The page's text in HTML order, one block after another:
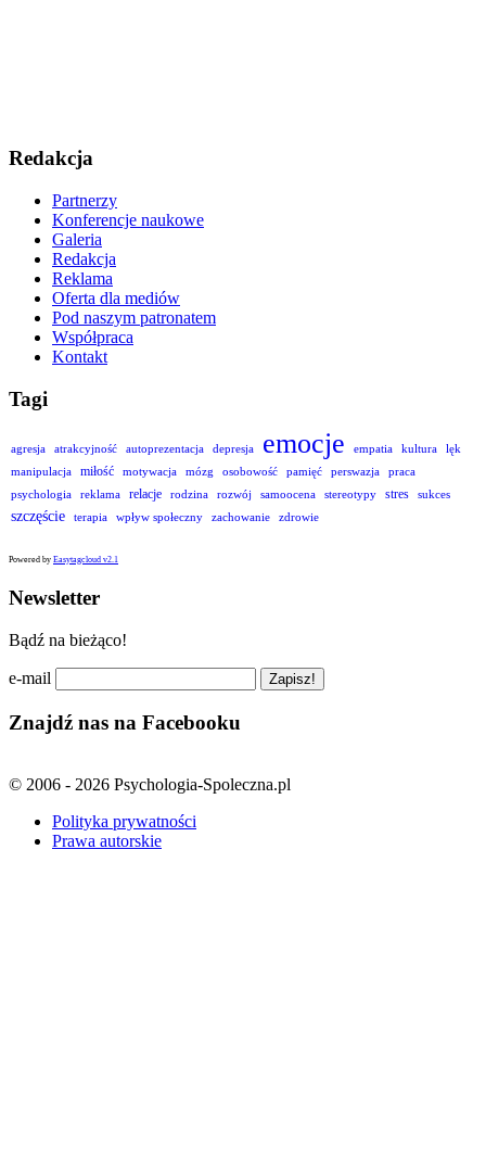
Redakcja
Partnerzy
Konferencje naukowe
Galeria
Redakcja
Reklama
Oferta dla mediów
Pod naszym patronatem
Współpraca
Kontakt
Tagi
agresja atrakcyjność autoprezentacja depresja emocje empatia kultura
lęk
manipulacja
miłość motywacja mózg osobowość pamięć perswazja
praca
psychologia
reklama relacje rodzina rozwój samoocena stereotypy stres sukces
szczęście terapia wpływ społeczny zachowanie zdrowie
Powered by Easytagcloud v2.1
Newsletter
Bądź na bieżąco!
e-mail
Znajdź nas na Facebooku
© 2006 - 2026 Psychologia-Spoleczna.pl
Polityka prywatności
Prawa autorskie